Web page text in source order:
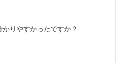
りやすかったですか？